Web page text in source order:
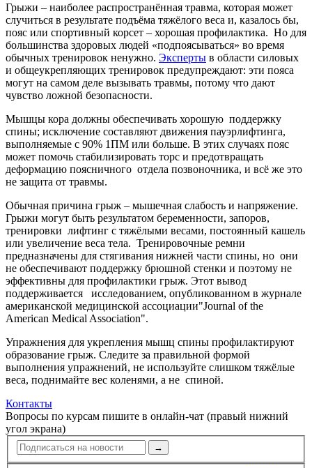
Грыжи – наиболее распространённая травма, которая может
случиться в результате подъёма тяжёлого веса и, казалось бы,
пояс или спортивный корсет – хорошая профилак­тика. Но для
большинства здоровых людей «подпоясываться» во время
обычных тренировок ненужно. Эксперты в области силовых
и общеукрепляющих тренировок предупреждают: эти пояса
могут на самом деле вызывать травмы, потому что дают
чувство ложной безопасности.
Мышцы кора должны обеспечивать хорошую поддержку
спины; исключение составляют движения пауэрлифтинга,
выполняемые с 90% 1ПМ или больше. В этих случаях пояс
может помочь стабилизировать торс и предотвращать
деформацию поясничного отдела позвоночника, и всё же это
не защита от травмы.
Обычная причина грыж – мышечная слабость и напряжение.
Грыжи могут быть результатом беременности, запоров,
тренировки лифтинг с тяжёлыми весами, постоянный кашель
или увеличение веса тела. Тренировочные ремни
предназначены для стягивания нижней части спины, но они
не обеспечивают поддержку брюшной стенки и поэтому не
эффективны для профилак­тики грыж. Этот вывод
поддерживается исследованием, опубликованном в журнале
американской медицин­ской ассоциации"Journal of the
American Medical Association".
Упражнения для укрепления мышц спины профилак­тируют
образова­ние грыж. Следите за правильной формой
выполнения упражнений, не используйте слишком тяжёлые
веса, поднимайте вес коленями, а не спиной.
Контакты
Вопросы по курсам пишите в онлайн-чат (правый нижний
угол экрана)
→